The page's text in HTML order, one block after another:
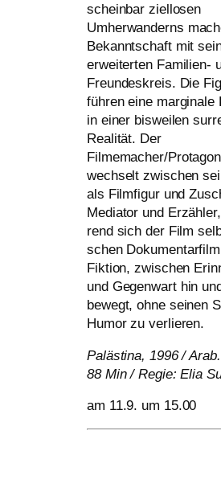
schein­bar ziel­lo­sen
Umherwanderns
Bekanntschaft mit
erwei­ter­ten Familien-
Freundeskreis. Die
führen eine mar­gi­na­le
in einer bis­wei­len
Realität. Der
Filmemacher/
wech­selt zwi­schen
als Filmfigur und
Mediator und
rend sich der Film
schen
Fiktion, zwi­schen
und Gegenwart hin
bewegt, ohne sei­nen
Humor zu verlieren.
Palästina, 1996 /
88 Min / Regie: Elia
am 11.9. um 15.00